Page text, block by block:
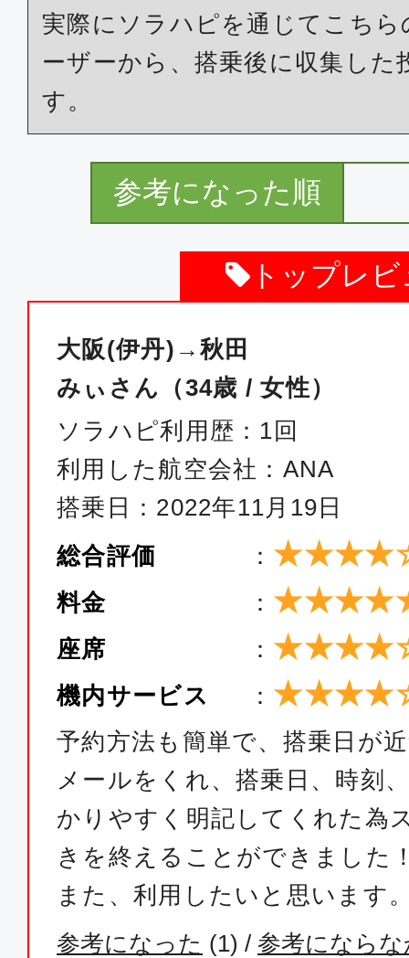
実際にソラハピを通じてこち
ーザーから、搭乗後に収集した
す。
参考になった順
トップレビ
大阪(伊丹)→秋田
みぃさん（34歳 / 女性）
ソラハピ利用歴：1回
利用した航空会社：ANA
搭乗日：2022年11月19日
総合評価
：
料金 ：
座席 ：
機内サービス ：
予約方法も簡単で、搭乗日が
メールをくれ、搭乗日、時刻
かりやすく明記してくれた為
きを終えることができました
また、利用したいと思います
参考になった (1) / 参考になら